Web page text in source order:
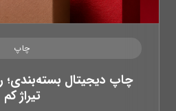
چاپ
چاپ دیجیتال بسته‌بندی؛
تیراژ کم